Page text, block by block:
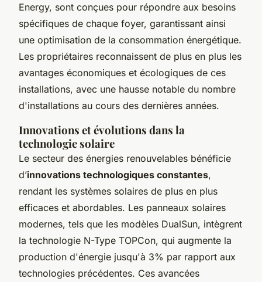
Energy, sont conçues pour répondre aux besoins
spécifiques de chaque foyer, garantissant ainsi
une optimisation de la consommation énergétique.
Les propriétaires reconnaissent de plus en plus les
avantages économiques et écologiques de ces
installations, avec une hausse notable du nombre
d'installations au cours des dernières années.
Innovations et évolutions dans la
technologie solaire
Le secteur des énergies renouvelables bénéficie
d’innovations technologiques constantes,
rendant les systèmes solaires de plus en plus
efficaces et abordables. Les panneaux solaires
modernes, tels que les modèles DualSun, intègrent
la technologie N-Type TOPCon, qui augmente la
production d'énergie jusqu'à 3% par rapport aux
technologies précédentes. Ces avancées